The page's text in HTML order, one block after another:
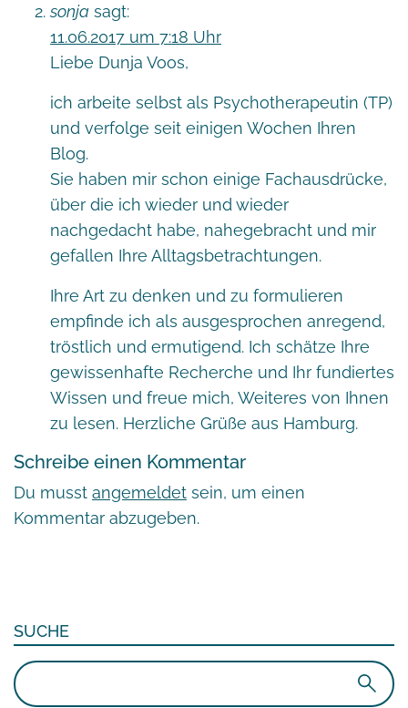
sonja sagt:
11.06.2017 um 7:18 Uhr
Liebe Dunja Voos,
ich arbeite selbst als Psychotherapeutin (TP)
und verfolge seit einigen Wochen Ihren
Blog.
Sie haben mir schon einige Fachausdrücke,
über die ich wieder und wieder
nachgedacht habe, nahegebracht und mir
gefallen Ihre Alltagsbetrachtungen.
Ihre Art zu denken und zu formulieren
empfinde ich als ausgesprochen anregend,
tröstlich und ermutigend. Ich schätze Ihre
gewissenhafte Recherche und Ihr fundiertes
Wissen und freue mich, Weiteres von Ihnen
zu lesen. Herzliche Grüße aus Hamburg.
Schreibe einen Kommentar
Du musst angemeldet sein, um einen
Kommentar abzugeben.
SUCHE
Suchen
nach: